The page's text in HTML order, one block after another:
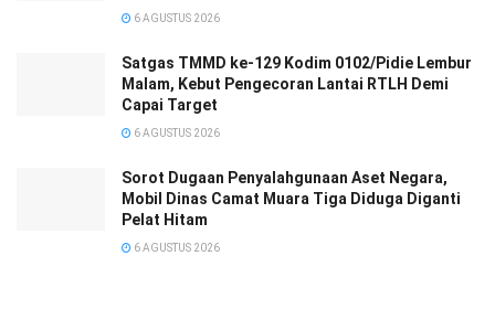
6 AGUSTUS 2026
Satgas TMMD ke-129 Kodim 0102/Pidie Lembur
Malam, Kebut Pengecoran Lantai RTLH Demi
Capai Target
6 AGUSTUS 2026
Sorot Dugaan Penyalahgunaan Aset Negara,
Mobil Dinas Camat Muara Tiga Diduga Diganti
Pelat Hitam
6 AGUSTUS 2026